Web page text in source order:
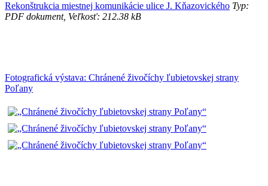
Rekonštrukcia miestnej komunikácie ulice J. Kňazovického Typ:
PDF dokument, Veľkosť: 212.38 kB
Fotografická výstava: Chránené živočíchy ľubietovskej strany
Poľany